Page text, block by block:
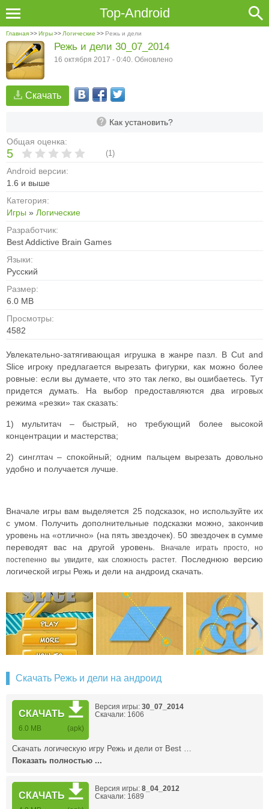
Top-Android
Главная>>Игры>> Логические >> Режь и дели
Скачать
Как установить?
Общая оценка:
5 (1)
Android версии:
1.6 и выше
Категория:
Игры » Логические
Разработчик:
Best Addictive Brain Games
Языки:
Русский
Размер:
6.0 MB
Просмотры:
4582
Режь и дели 30_07_2014
16 октября 2017 - 0:40. Обновлено
Увлекательно-затягивающая игрушка в жанре пазл. В Cut and
Slice игроку предлагается вырезать фигурки, как можно более
ровные: если вы думаете, что это так легко, вы ошибаетесь. Тут
придется думать. На выбор предоставляются два игровых
режима «резки» так сказать:
1) мультитач – быстрый, но требующий более высокой
концентрации и мастерства;
2) синглтач – спокойный; одним пальцем вырезать довольно
удобно и получается лучше.
Вначале игры вам выделяется 25 подсказок, но используйте их
с умом. Получить дополнительные подсказки можно, закончив
уровень на «отлично» (на пять звездочек). 50 звездочек в сумме
переводят вас на другой уровень.
Вначале играть просто, но
постепенно вы увидите, как сложность растет. Последнюю версию
логической игры Режь и дели на андроид скачать.
Скачать Режь и дели на андроид
СКАЧАТЬ
6.0 MB (apk)
Версия игры: 30_07_2014
Скачали: 1606
Скачать логическую игру Режь и дели от Best …
Показать полностью ...
СКАЧАТЬ
Версия игры: 8_04_2012
Скачали: 1689